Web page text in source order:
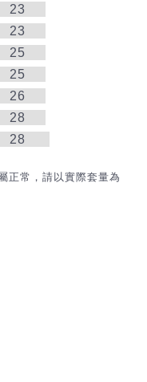
正常，請以實際套量為